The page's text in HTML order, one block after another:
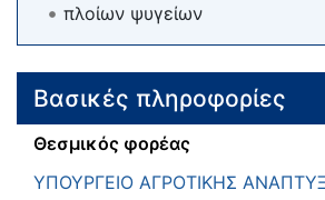
πλοίων ψυγείων
Βασικές πληροφορίες
Θεσμικός φορέας
ΥΠΟΥΡΓΕΙΟ ΑΓΡΟΤΙΚΗΣ